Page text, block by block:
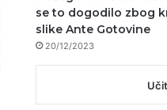
se to dogodilo zbog
slike Ante Gotovine
20/12/2023